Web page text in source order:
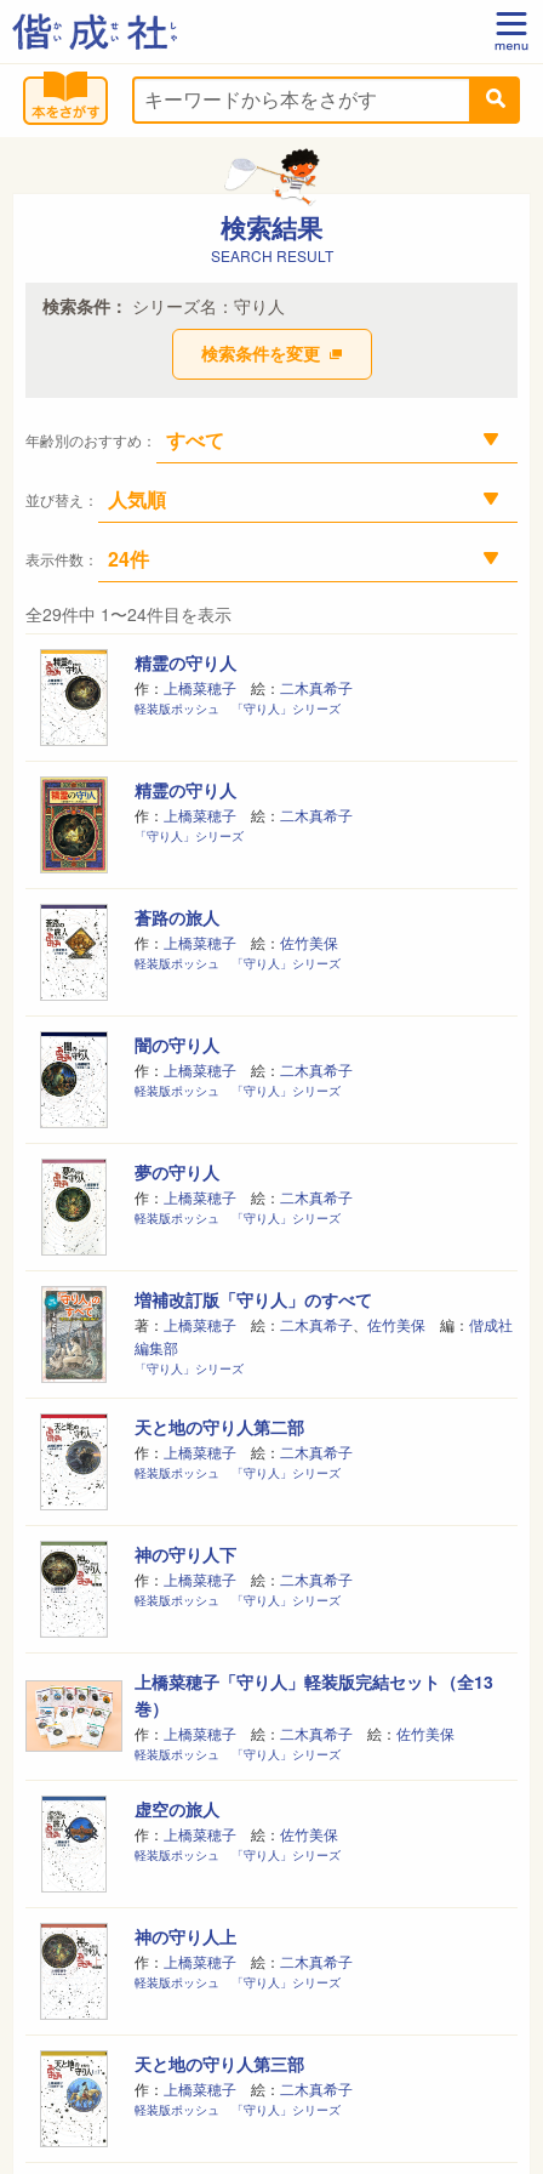
検索結果
SEARCH RESULT
検索条件： シリーズ名：守り人
検索条件を変更
年齢別のおすすめ：
並び替え：
表示件数：
全29件中 1〜24件目を表示
精霊の守り人
作： 上橋菜穂子 絵： 二木真希子
軽装版ポッシュ 「守り人」シリーズ
精霊の守り人
作： 上橋菜穂子 絵： 二木真希子
「守り人」シリーズ
蒼路の旅人
作： 上橋菜穂子 絵： 佐竹美保
軽装版ポッシュ 「守り人」シリーズ
闇の守り人
作： 上橋菜穂子 絵： 二木真希子
軽装版ポッシュ 「守り人」シリーズ
夢の守り人
作： 上橋菜穂子 絵： 二木真希子
軽装版ポッシュ 「守り人」シリーズ
増補改訂版「守り人」のすべて
著： 上橋菜穂子 絵： 二木真希子 佐竹美保 編： 偕成社
編集部
「守り人」シリーズ
天と地の守り人第二部
作： 上橋菜穂子 絵： 二木真希子
軽装版ポッシュ 「守り人」シリーズ
神の守り人下
作： 上橋菜穂子 絵： 二木真希子
軽装版ポッシュ 「守り人」シリーズ
上橋菜穂子「守り人」軽装版完結セット（全13
巻）
作： 上橋菜穂子 絵： 二木真希子 絵： 佐竹美保
軽装版ポッシュ 「守り人」シリーズ
虚空の旅人
作： 上橋菜穂子 絵： 佐竹美保
軽装版ポッシュ 「守り人」シリーズ
神の守り人上
作： 上橋菜穂子 絵： 二木真希子
軽装版ポッシュ 「守り人」シリーズ
天と地の守り人第三部
作： 上橋菜穂子 絵： 二木真希子
軽装版ポッシュ 「守り人」シリーズ